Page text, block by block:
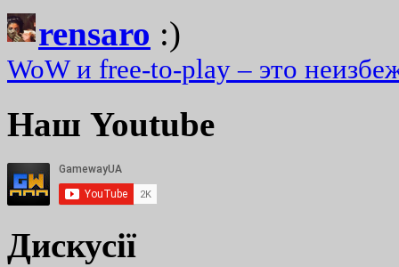
rensaro :)
WoW и free-to-play – это
Наш Youtube
Дискусії